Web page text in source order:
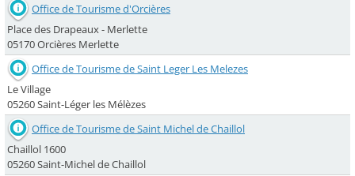
Office de Tourisme d'Orcières
Place des Drapeaux - Merlette
05170 Orcières Merlette
Office de Tourisme de Saint Leger Les Melezes
Le Village
05260 Saint-Léger les Mélèzes
Office de Tourisme de Saint Michel de Chaillol
Chaillol 1600
05260 Saint-Michel de Chaillol